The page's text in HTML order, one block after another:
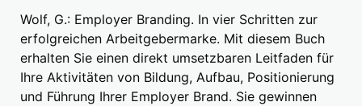
Wolf, G.: Employer Branding. In vier Schritten zur
erfolgreichen Arbeitgebermarke. Mit diesem Buch
erhalten Sie einen direkt umsetzbaren Leitfaden für
Ihre Aktivitäten von Bildung, Aufbau, Positionierung
und Führung Ihrer Employer Brand. Sie gewinnen